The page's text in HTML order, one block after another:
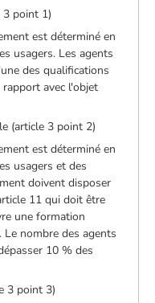
3 point 1)
est déterminé en
usagers. Les agents
des qualifications
avec l'objet
(article 3 point 2)
est déterminé en
usagers et des
doivent disposer
11 qui doit être
une formation
nombre des agents
10 % des
3 point 3)